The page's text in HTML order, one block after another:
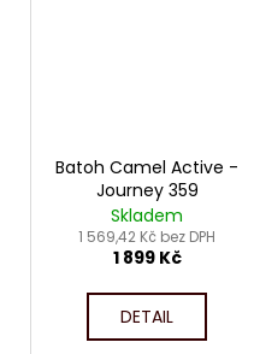
Batoh Camel Active -
Journey 359
Skladem
1 569,42 Kč bez DPH
1 899 Kč
DETAIL